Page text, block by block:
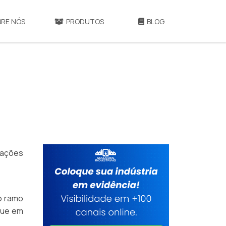
NÓS PRODUTOS BLOG
ramo
em